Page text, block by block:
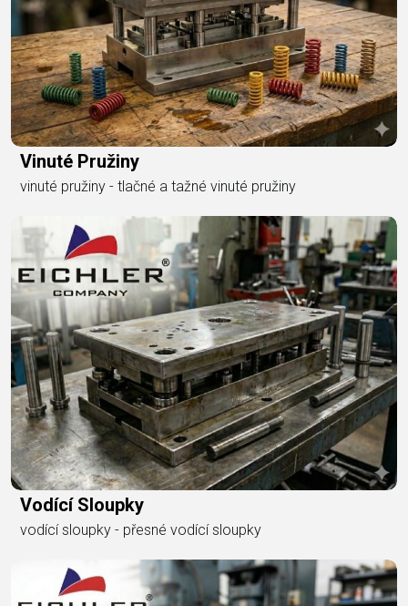
Vinuté Pružiny
vinuté pružiny - tlačné a tažné vinuté pružiny
Vodící Sloupky
vodící sloupky - přesné vodící sloupky